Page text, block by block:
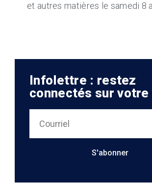
et autres matières le samedi 8
Infolettre : restez
connectés sur votre
S'abonner